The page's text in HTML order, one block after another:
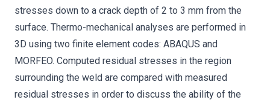
stresses down to a crack depth of 2 to 3 mm from the
surface. Thermo-mechanical analyses are performed in
3D using two finite element codes: ABAQUS and
MORFEO. Computed residual stresses in the region
surrounding the weld are compared with measured
residual stresses in order to discuss the ability of the